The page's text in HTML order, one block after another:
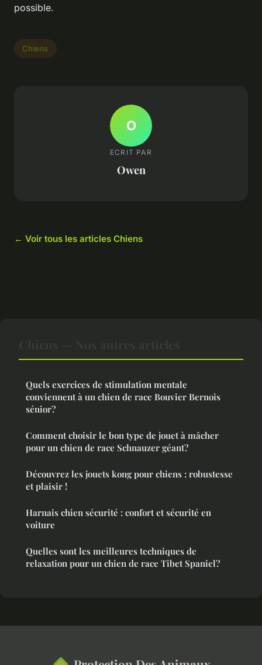
possible.
Chiens
O
ECRIT PAR
Owen
← Voir tous les articles Chiens
Quels exercices de stimulation mentale
conviennent à un chien de race Bouvier Bernois
sénior?
Comment choisir le bon type de jouet à mâcher
pour un chien de race Schnauzer géant?
Découvrez les jouets kong pour chiens : robustesse
et plaisir !
Harnais chien sécurité : confort et sécurité en
voiture
Quelles sont les meilleures techniques de
relaxation pour un chien de race Tibet Spaniel?